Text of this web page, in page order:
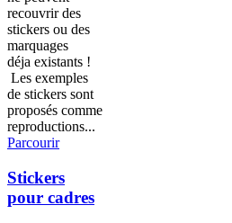
recouvrir des
stickers ou des
marquages
déja existants !
Les exemples
de stickers sont
proposés comme
reproductions...
Parcourir
Stickers
pour cadres